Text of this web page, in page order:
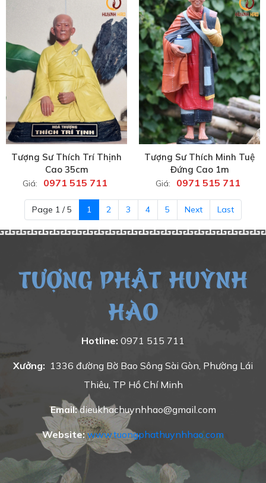
Tượng Sư Thích Trí Thịnh
Cao 35cm
Giá: 0971 515 711
Tượng Sư Thích Minh Tuệ
Đứng Cao 1m
Giá: 0971 515 711
Page 1 / 5 1 2 3 4 5 Next Last
TƯỢNG PHẬT HUỲNH
HÀO
Hotline: 0971 515 711
Xưởng: 1336 đường Bờ Bao Sông Sài Gòn, Phường Lái
Thiêu, TP Hồ Chí Minh
Email:dieukhachuynhhao@gmail.com
Website: www.tuongphathuynhhao.com